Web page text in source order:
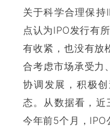
关于科学合理保持
点认为IPO发行有
有收紧，也没有放
合考虑市场承受力
协调发展，积极
态。从数据看，近
今年前5个月，